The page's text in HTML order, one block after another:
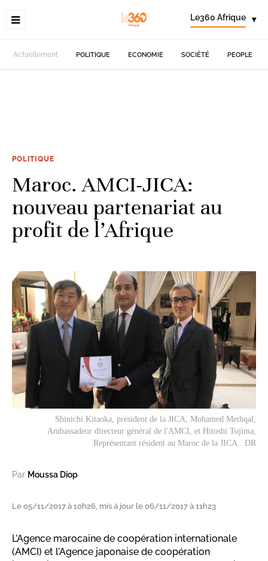
Le360 Afrique ▾
Actuellement POLITIQUE ECONOMIE SOCIÉTÉ PEOPLE
POLITIQUE
Maroc. AMCI-JICA:
nouveau partenariat au
profit de l’Afrique
Shinichi Kitaoka, président de la JICA, Mohamed Methqal,
Ambassadeur directeur général de l'AMCI, et Hitoshi Tojima,
Représentant résident au Maroc de la JICA.. DR
Par Moussa Diop
Le 05/11/2017 à 10h26, mis à jour le 06/11/2017 à 11h23
L’Agence marocaine de coopération internationale
(AMCI) et l’Agence japonaise de coopération